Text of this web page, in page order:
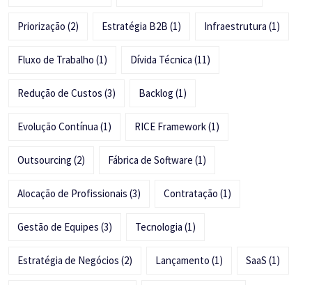
Priorização (2) Estratégia B2B (1) Infraestrutura (1)
Fluxo de Trabalho (1) Dívida Técnica (11)
Redução de Custos (3) Backlog (1)
Evolução Contínua (1) RICE Framework(1)
Outsourcing (2) Fábrica de Software (1)
Alocação de Profissionais (3) Contratação (1)
Gestão de Equipes (3) Tecnologia (1)
Estratégia de Negócios (2) Lançamento (1) SaaS (1)